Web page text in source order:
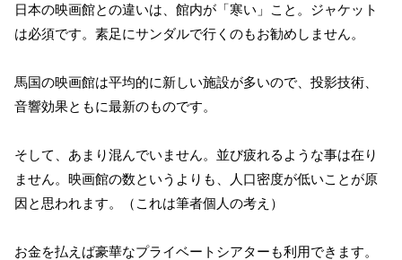
日本の映画館との違いは、館内が「寒い」こと。ジャケット
は必須です。素足にサンダルで行くのもお勧めしません。
馬国の映画館は平均的に新しい施設が多いので、投影技術、
音響効果ともに最新のものです。
そして、あまり混んでいません。並び疲れるような事は在り
ません。映画館の数というよりも、人口密度が低いことが原
因と思われます。（これは筆者個人の考え）
お金を払えば豪華なプライベートシアターも利用できます。